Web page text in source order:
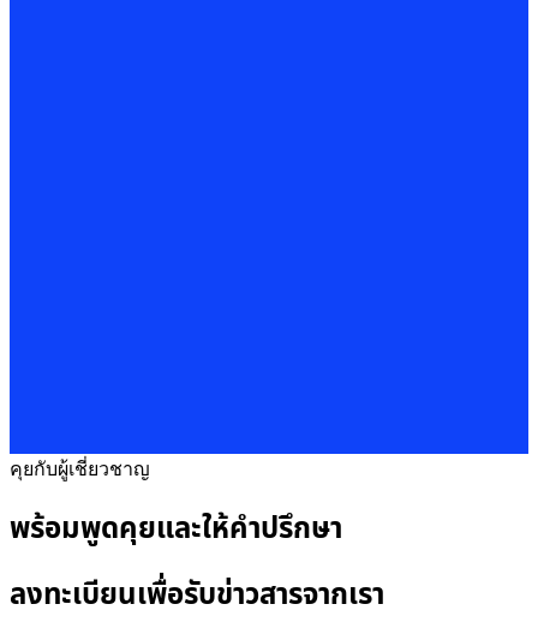
คุยกับผู้เชี่ยวชาญ
พร้อมพูดคุยและให้คำปรึกษา
ลงทะเบียนเพื่อรับข่าวสารจากเรา